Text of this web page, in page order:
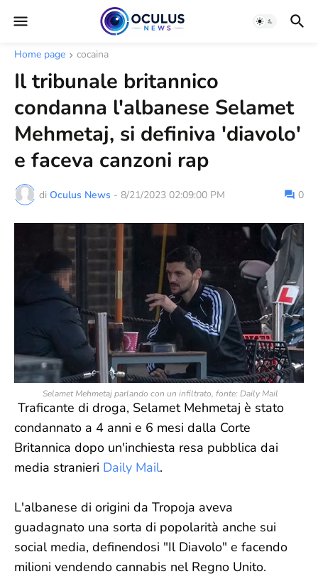
Home page cocaina
Il tribunale britannico
condanna l'albanese Selamet
Mehmetaj, si definiva 'diavolo'
e faceva canzoni rap
di Oculus News - 8/21/2023 02:09:00 PM 0
Selamet Mehmetaj parlando con un infiltrato, fonte: Daily Mail
Traficante di droga, Selamet Mehmetaj è stato
condannato a 4 anni e 6 mesi dalla Corte
Britannica dopo un'inchiesta resa pubblica dai
media stranieri Daily Mail.
L'albanese di origini da Tropoja aveva
guadagnato una sorta di popolarità anche sui
social media, definendosi "Il Diavolo" e facendo
milioni vendendo cannabis nel Regno Unito.